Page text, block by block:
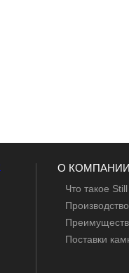
О
Что такое
Производство
Поставки